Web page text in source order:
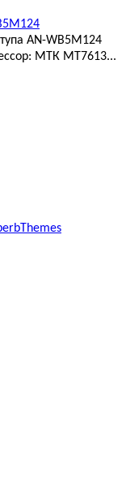
AN-WB5M124
МТК MT7613...